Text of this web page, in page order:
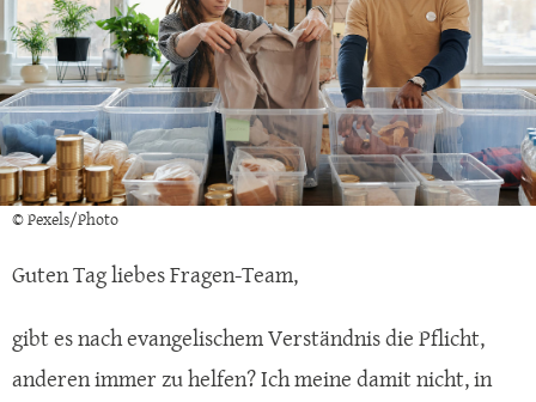
© Pexels/Photo
Guten Tag liebes Fragen-Team,
gibt es nach evangelischem Verständnis die Pflicht,
anderen immer zu helfen? Ich meine damit nicht, in